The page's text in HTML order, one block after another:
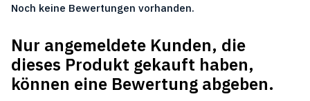
Noch keine Bewertungen vorhanden.
Nur angemeldete Kunden, die
dieses Produkt gekauft haben,
können eine Bewertung abgeben.